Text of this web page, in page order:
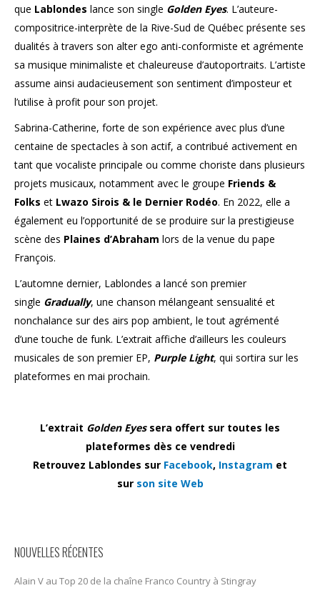
que Lablondes lance son single Golden Eyes. L’auteure-
compositrice-interprète de la Rive-Sud de Québec présente ses
dualités à travers son alter ego anti-conformiste et agrémente
sa musique minimaliste et chaleureuse d’autoportraits. L’artiste
assume ainsi audacieusement son sentiment d’imposteur et
l’utilise à profit pour son projet.
Sabrina-Catherine, forte de son expérience avec plus d’une
centaine de spectacles à son actif, a contribué activement en
tant que vocaliste principale ou comme choriste dans plusieurs
projets musicaux, notamment avec le groupe Friends &
Folks et Lwazo Sirois & le Dernier Rodéo. En 2022, elle a
également eu l’opportunité de se produire sur la prestigieuse
scène des Plaines d’Abraham lors de la venue du pape
François.
L’automne dernier, Lablondes a lancé son premier
single Gradually, une chanson mélangeant sensualité et
nonchalance sur des airs pop ambient, le tout agrémenté
d’une touche de funk. L’extrait affiche d’ailleurs les couleurs
musicales de son premier EP, Purple Light, qui sortira sur les
plateformes en mai prochain.
L’extrait Golden Eyessera offert sur toutes les
plateformes dès ce vendredi
Retrouvez Lablondes sur Facebook, Instagram et
sur son site Web
NOUVELLES RÉCENTES
Alain V au Top 20 de la chaîne Franco Country à Stingray